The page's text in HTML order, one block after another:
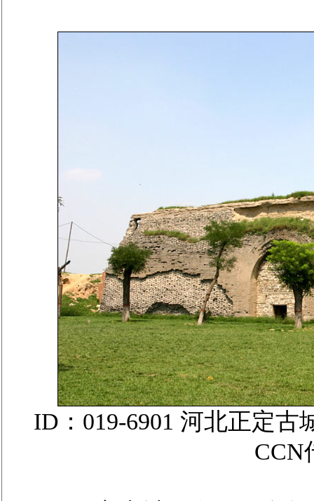
ID：019-6901 河北正定
CCN